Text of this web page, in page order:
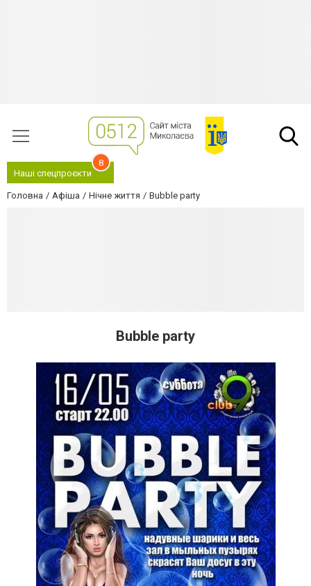
Наші спецпроєкти
8
Головна Афіша Нічне життя Bubble party
Bubble party